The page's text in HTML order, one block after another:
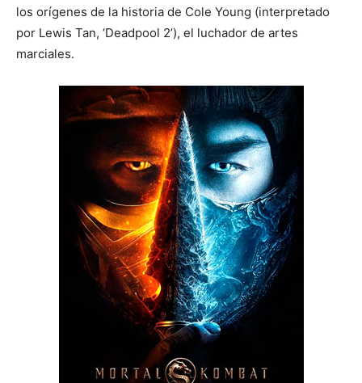
los orígenes de la historia de Cole Young (interpretado
por Lewis Tan, ‘Deadpool 2’), el luchador de artes
marciales.